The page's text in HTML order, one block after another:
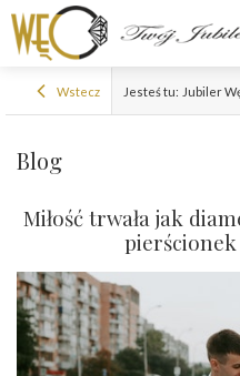
Wstecz Jesteś tu: Jubiler
Blog
Miłość trwała jak